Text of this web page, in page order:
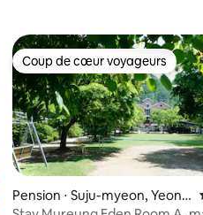
Coup de cœur voyageurs
Coup de cœur voyageurs
Pension ⋅ Suju-myeon, Yeong